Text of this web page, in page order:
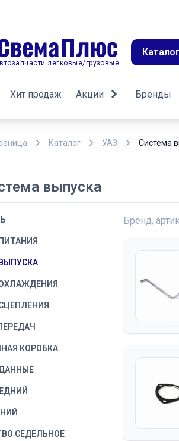
легковые/грузовые
Каталог
Хит продаж Акции Бренды
Каталог УАЗ Система
выпуска
КОРОБКА
СЕДЕЛЬНОЕ
Бренд,